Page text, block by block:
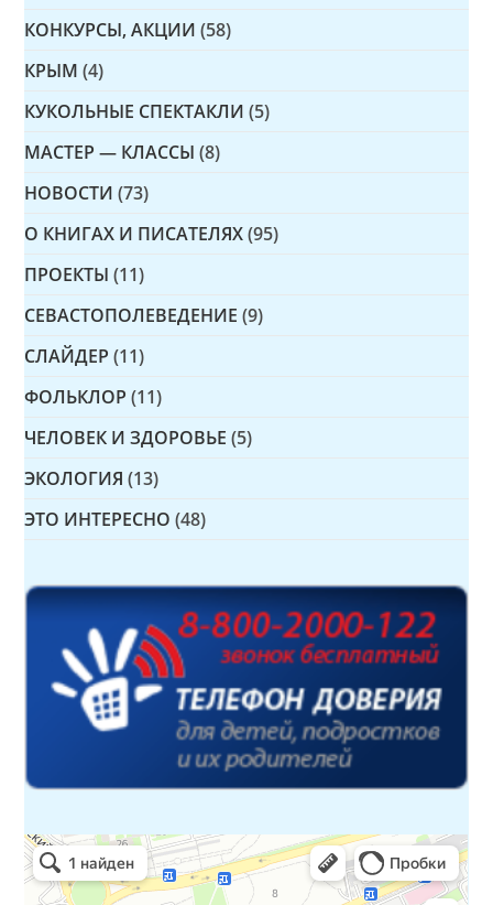
КОНКУРСЫ, АКЦИИ (58)
КРЫМ (4)
КУКОЛЬНЫЕ СПЕКТАКЛИ (5)
МАСТЕР — КЛАССЫ (8)
НОВОСТИ (73)
О КНИГАХ И ПИСАТЕЛЯХ (95)
ПРОЕКТЫ (11)
СЕВАСТОПОЛЕВЕДЕНИЕ (9)
СЛАЙДЕР (11)
ФОЛЬКЛОР (11)
ЧЕЛОВЕК И ЗДОРОВЬЕ (5)
ЭКОЛОГИЯ (13)
ЭТО ИНТЕРЕСНО (48)
Детская библиотека № 14 Дружбы народов
Библиотека в Севастополе